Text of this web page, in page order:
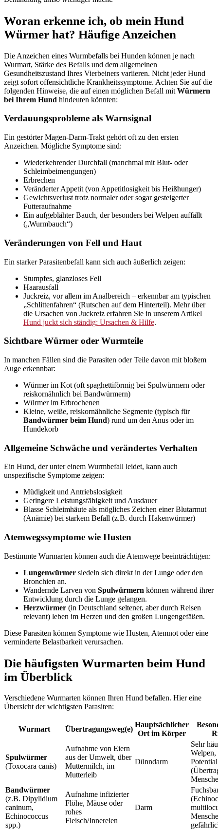
Woran erkenne ich, ob mein Hund
Würmer hat? Häufige Anzeichen
Die Anzeichen eines Wurmbefalls bei Hunden können je nach
Wurmart, Stärke des Befalls und dem allgemeinen
Gesundheitszustand Ihres Vierbeiners variieren. Nicht jeder Hund
zeigt sofort offensichtliche Krankheitssymptome. Achten Sie auf die
folgenden Hinweise, die auf einen möglichen Befall mit Würmern
bei Ihrem Hund hindeuten könnten:
Verdauungsprobleme als Warnsignal
Ein gestörter Magen-Darm-Trakt gehört oft zu den ersten
Anzeichen. Mögliche Symptome sind:
Wiederkehrender Durchfall (manchmal mit Blut- oder
Schleimbeimengungen)
Erbrechen
Veränderter Appetit (von Appetitlosigkeit bis Heißhunger)
Gewichtsverlust trotz normaler oder sogar gesteigerter
Futteraufnahme
Ein aufgeblähter Bauch, der besonders bei Welpen auffällt
(„Wurmbauch“)
Veränderungen von Fell und Haut
Ein starker Parasitenbefall kann sich auch äußerlich zeigen:
Stumpfes, glanzloses Fell
Haarausfall
Juckreiz, vor allem im Analbereich – erkennbar am typischen
„Schlittenfahren“ (Rutschen auf dem Hinterteil). Mehr über
die Ursachen von Juckreiz erfahren Sie in unserem Artikel
Hund juckt sich ständig: Ursachen & Hilfe.
Sichtbare Würmer oder Wurmteile
In manchen Fällen sind die Parasiten oder Teile davon mit bloßem
Auge erkennbar:
Würmer im Kot (oft spaghettiförmig bei Spulwürmern oder
reiskornähnlich bei Bandwürmern)
Würmer im Erbrochenen
Kleine, weiße, reiskornähnliche Segmente (typisch für
Bandwürmer beim Hund) rund um den Anus oder im
Hundekorb
Allgemeine Schwäche und verändertes Verhalten
Ein Hund, der unter einem Wurmbefall leidet, kann auch
unspezifische Symptome zeigen:
Müdigkeit und Antriebslosigkeit
Geringere Leistungsfähigkeit und Ausdauer
Blasse Schleimhäute als mögliches Zeichen einer Blutarmut
(Anämie) bei starkem Befall (z.B. durch Hakenwürmer)
Atemwegssymptome wie Husten
Bestimmte Wurmarten können auch die Atemwege beeinträchtigen:
Lungenwürmer siedeln sich direkt in der Lunge oder den
Bronchien an.
Wandernde Larven von Spulwürmern können während ihrer
Entwicklung durch die Lunge gelangen.
Herzwürmer (in Deutschland seltener, aber durch Reisen
relevant) leben im Herzen und den großen Lungengefäßen.
Diese Parasiten können Symptome wie Husten, Atemnot oder eine
verminderte Belastbarkeit verursachen.
Die häufigsten Wurmarten beim Hund
im Überblick
Verschiedene Wurmarten können Ihren Hund befallen. Hier eine
Übersicht der wichtigsten Parasiten:
Wurmart Übertragungsweg(e)
Hauptsächlicher
Ort im Körper
Spulwürmer
(Toxocara canis)
Aufnahme von Eiern
aus der Umwelt, über
Muttermilch, im
Mutterleib
Dünndarm
Sehr
Welpen,
Potential
Bandwürmer
(z.B. Dipylidium
caninum,
Echinococcus
spp.)
Aufnahme infizierter
Flöhe, Mäuse oder
rohes
Fleisch/Innereien
Darm